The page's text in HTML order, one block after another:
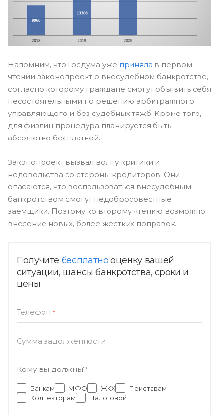
Напомним, что Госдума уже приняла в первом
чтении законопроект о внесудебном банкротстве,
согласно которому граждане смогут объявить себя
несостоятельными по решению арбитражного
управляющего и без судебных тяжб. Кроме того,
для физлиц процедура планируется быть
абсолютно бесплатной.
Законопроект вызвал волну критики и
недовольства со стороны кредиторов. Они
опасаются, что воспользоваться внесудебным
банкротством смогут недобросовестные
заемщики. Поэтому ко второму чтению возможно
внесение новых, более жестких поправок.
Получите бесплатно оценку вашей
ситуации, шансы банкротства, сроки и
цены
Телефон *
Сумма задолженности
Кому вы должны?
Банкам МФО ЖКХ
Приставам
Коллекторам
Налоговой